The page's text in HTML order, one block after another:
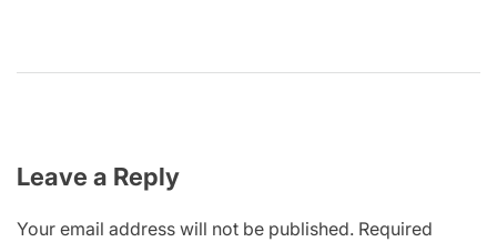
Leave a Reply
Your email address will not be published. Required